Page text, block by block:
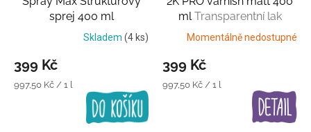
sprej 400 ml
Transparentní lak
Skladem (4 ks)
399 Kč
Měrná
997,50 Kč / 1 l
mlTransparentní lak
Momentálně nedostupné
399 Kč
Měrná
997,50 Kč / 1 l